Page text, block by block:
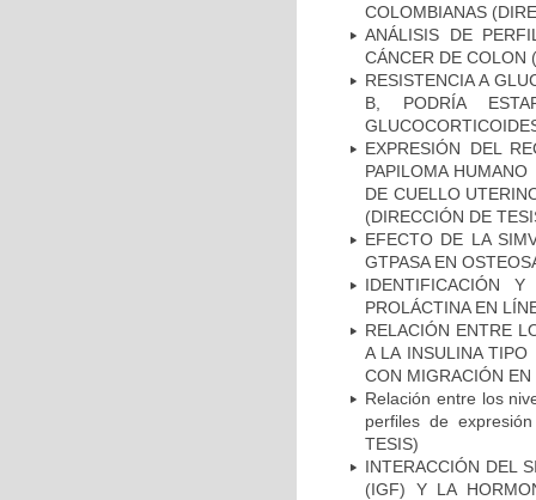
COLOMBIANAS
ANÁLISIS DE
CÁNCER DE COLON
RESISTENCIA A
B, PODRÍA
EXPRESIÓN DEL
PAPILOMA
DE CUELLO
(DIRECCIÓN DE
EFECTO DE LA
GTPASA EN
IDENTIFICACIÓN
PROLÁCTINA EN
RELACIÓN ENTRE
A LA INSULINA
CON MIGRACIÓN
Relación entre los
perfiles de
TESIS)
INTERACCIÓN DEL
(IGF) Y LA